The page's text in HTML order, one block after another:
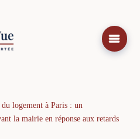
du logement à Paris : un
la mairie en réponse aux retards